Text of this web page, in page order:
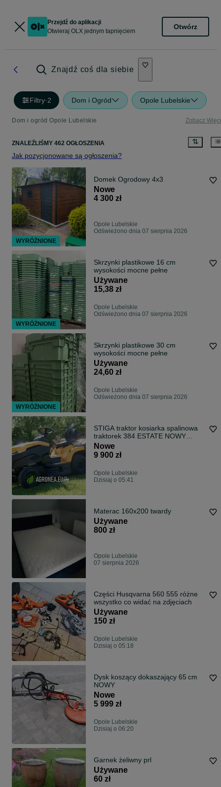
Przejdź do aplikacji
Otwieraj OLX jednym tapnięciem
Otwórz
Znajdź coś dla siebie
Filtry·2 Dom i Ogród Opole Lubelskie
Dom i ogród Opole Lubelskie Zobacz
ZNALEŹLIŚMY 462 OGŁOSZENIA
Jak pozycjonowane są ogłoszenia?
Domek Ogrodowy 4x3
Nowe
4 300 zł
Opole Lubelskie
Odświeżono dnia 07 sierpnia 2026
Skrzynki plastikowe 16 cm
wysokości mocne pełne
Używane
15,38 zł
Opole Lubelskie
Odświeżono dnia 07 sierpnia 2026
Skrzynki plastikowe 30 cm
wysokości mocne pełne
Używane
24,60 zł
Opole Lubelskie
Odświeżono dnia 07 sierpnia 2026
STIGA traktor kosiarka spalinowa
traktorek 384 ESTATE NOWY
transport kosz 240l. mulczowanie
raty 0% bez wpłaty Promocja 2026
STIGA Zamiana na stary !
Nowe
9 900 zł
Opole Lubelskie
Dzisiaj o 05:41
Materac 160x200 twardy
Używane
800 zł
Opole Lubelskie
07 sierpnia 2026
Części Husqvarna 560 555 różne
wszystko co widać na zdjęciach
Używane
150 zł
Opole Lubelskie
Dzisiaj o 05:18
Dysk koszący dokaszający 65 cm
NOWY
Nowe
5 999 zł
Opole Lubelskie
Dzisiaj o 06:20
Garnek żeliwny prl
Używane
60 zł
WYRÓŻNIONE
WYRÓŻNIONE
WYRÓŻNIONE